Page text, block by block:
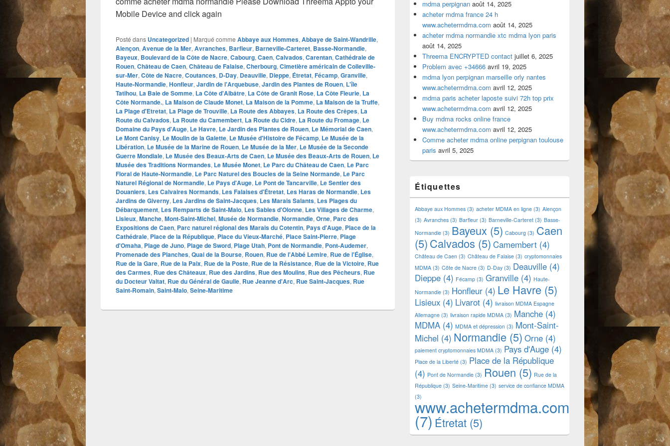
Mobile Device and click again
Posté dans Uncategorized | Marqué comme Abbaye aux Hommes, Abbaye de Saint-Wandrille,
Alençon, Avenue de la Mer, Avranches, Barfleur, Barneville-Carteret, Basse-Normandie,
Bayeux, Boulevard de la Côte de Nacre, Cabourg, Caen, Calvados, Carentan, Cathédrale de
Rouen, Château de Caen, Château de Falaise, Cherbourg, Cimetière américain de Colleville-
sur-Mer, Côte de Nacre, Coutances, D-Day, Deauville, Dieppe, Étretat, Fécamp, Granville,
Haute-Normandie, Honfleur, Jardin de l'Arquebuse, Jardin des Plantes de Rouen, L'île
Tatihou, La Baie de Somme, La Côte d'Albâtre, La Côte de Granit Rose, La Côte Fleurie, La
Côte Normande., La Maison de Claude Monet, La Maison de la Pomme, La Maison de la Truffe,
La Plage d'Etretat, La Plage de Trouville, La Route des Abbayes, La Route des Crêpes, La
Route du Calvados, La Route du Camembert, La Route du Cidre, La Route du Fromage, Le
Domaine du Pays d'Auge, Le Havre, Le Jardin des Plantes de Rouen, Le Mémorial de Caen,
Le Mont Canisy, Le Moulin de la Galette, Le Musée d'Histoire de Fécamp, Le Musée de la
Libération, Le Musée de la Marine de Rouen, Le Musée de la Mer, Le Musée de la Seconde
Guerre Mondiale, Le Musée des Beaux-Arts de Caen, Le Musée des Beaux-Arts de Rouen, Le
Musée des Traditions Normandes, Le Musée Monet, Le Parc du Château de Caen, Le Parc
Floral de Haute-Normandie, Le Parc Naturel des Boucles de la Seine Normande, Le Parc
Naturel Régional de Normandie, Le Pays d'Auge, Le Pont de Tancarville, Le Sentier des
Douaniers, Les Calvaires Normands, Les Falaises d'Étretat, Les Haras de Normandie, Les
Jardins de Giverny, Les Jardins de Saint-Jacques, Les Marais Salants, Les Plages du
Débarquement, Les Remparts de Saint-Malo, Les Sables d'Olonne, Les Villages de Charme,
Lisieux, Manche, Mont-Saint-Michel, Musée de Normandie, Normandie, Orne, Parc des
Expositions de Caen, Parc naturel régional des Marais du Cotentin, Pays d'Auge, Place de la
Cathédrale, Place de la République, Place du Vieux-Marché, Place Saint-Pierre, Plage
d'Omaha, Plage de Juno, Plage de Sword, Plage Utah, Pont de Normandie, Pont-Audemer,
Promenade des Planches, Quai de la Bourse, Rouen, Rue de l'Abbé Lemire, Rue de l'Église,
Rue de la Gare, Rue de la Paix, Rue de la Poste, Rue de la Résistance, Rue de la Victoire, Rue
des Carmes, Rue des Châteaux, Rue des Jardins, Rue des Moulins, Rue des Pêcheurs, Rue
du Docteur Valtat, Rue du Général de Gaulle, Rue Jeanne d'Arc, Rue Saint-Jacques, Rue
Saint-Romain, Saint-Malo, Seine-Maritime
mdma perpignan août 14, 2025
acheter mdma france 24 h
www.achetermdma.com août 14, 2025
acheter mdma normandie xtc mdma lyon paris
août 14, 2025
Threema ENCRYPTED contact juillet 6, 2025
Problem avec +34666 avril 19, 2025
mdma lyon perpignan marseille orly nantes
www.achetermdma.com avril 12, 2025
mdma paris acheter laposte suivi 72h top prix
www.achetermdma.com avril 12, 2025
Buy mdma rocks online france
www.achetermdma.com avril 12, 2025
Comme acheter mdma online perpignan toulouse
paris avril 5, 2025
Étiquettes
Abbaye aux Hommes (3) acheter MDMA en ligne (3) Alençon
(3) Avranches (3) Barfleur (3) Barneville-Carteret (3) Basse-
Normandie (3) Bayeux (5) Cabourg (3) Caen
(5)Calvados (5) Camembert (4)
Château de Caen (3) Château de Falaise (3) cryptomonnaies
MDMA (3) Côte de Nacre (3) D-Day (3) Deauville (4)
Dieppe (4) Fécamp (3) Granville (4) Haute-
Normandie (3) Honfleur (4) Le Havre (5)
Lisieux (4) Livarot (4) livraison MDMA Espagne
Allemagne (3) livraison rapide MDMA (3) Manche (4)
MDMA (4) MDMA et dépression (3) Mont-Saint-
Michel (4) Normandie (5) Orne (4)
paiement cryptomonnaies MDMA (3) Pays d'Auge (4)
Place de la Liberté (3) Place de la République
(4) Pont de Normandie (3) Rouen (5) Rue de la
République (3) Seine-Maritime (3) service de confiance MDMA
(3)
www.achetermdma.com
(7)Étretat (5)